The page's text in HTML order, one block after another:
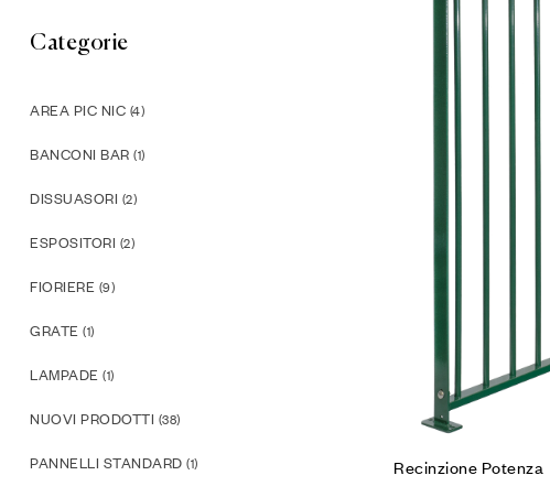
Recinzione Potenza
Categorie
AREA PIC NIC (4)
BANCONI BAR (1)
DISSUASORI (2)
ESPOSITORI (2)
FIORIERE (9)
GRATE (1)
LAMPADE (1)
NUOVI PRODOTTI (38)
PANNELLI STANDARD (1)